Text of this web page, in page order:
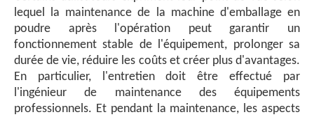
lequel la maintenance de la machine d'emballage en
poudre après l'opération peut garantir un
fonctionnement stable de l'équipement, prolonger sa
durée de vie, réduire les coûts et créer plus d'avantages.
En particulier, l'entretien doit être effectué par
l'ingénieur de maintenance des équipements
professionnels. Et pendant la maintenance, les aspects